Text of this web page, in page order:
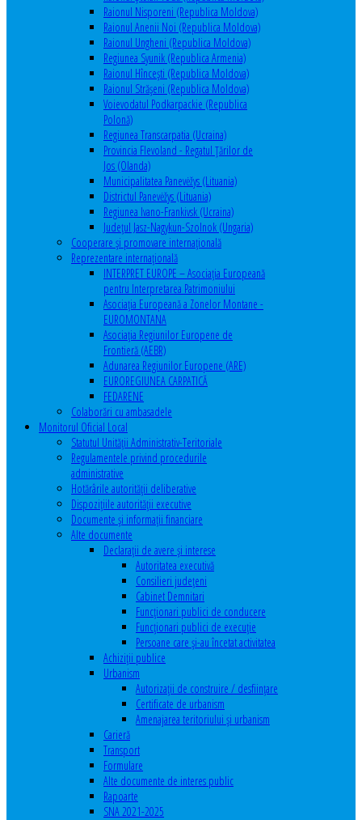
Raionul Nisporeni (Republica Moldova)
Raionul Anenii Noi (Republica Moldova)
Raionul Ungheni (Republica Moldova)
Regiunea Syunik (Republica Armenia)
Raionul Hîncești (Republica Moldova)
Raionul Străşeni (Republica Moldova)
Voievodatul Podkarpackie (Republica
Polonă)
Regiunea Transcarpatia (Ucraina)
Provincia Flevoland - Regatul Ţărilor de
Jos (Olanda)
Municipalitatea Panevėžys (Lituania)
Districtul Panevėžys (Lituania)
Regiunea Ivano-Frankivsk (Ucraina)
Judeţul Jasz-Nagykun-Szolnok (Ungaria)
Cooperare şi promovare internaţională
Reprezentare internaţională
INTERPRET EUROPE – Asociația Europeană
pentru Interpretarea Patrimoniului
Asociația Europeană a Zonelor Montane -
EUROMONTANA
Asociația Regiunilor Europene de
Frontieră (AEBR)
Adunarea Regiunilor Europene (ARE)
EUROREGIUNEA CARPATICĂ
FEDARENE
Colaborări cu ambasadele
Monitorul Oficial Local
Statutul Unităţii Administrativ-Teritoriale
Regulamentele privind procedurile
administrative
Hotărârile autorităţii deliberative
Dispoziţiile autorităţii executive
Documente şi informaţii financiare
Alte documente
Declaraţii de avere şi interese
Autoritatea executivă
Consilieri judeţeni
Cabinet Demnitari
Funcţionari publici de conducere
Funcționari publici de execuție
Persoane care şi-au încetat activitatea
Achiziţii publice
Urbanism
Autorizații de construire / desființare
Certificate de urbanism
Amenajarea teritoriului şi urbanism
Carieră
Transport
Formulare
Alte documente de interes public
Rapoarte
SNA 2021-2025